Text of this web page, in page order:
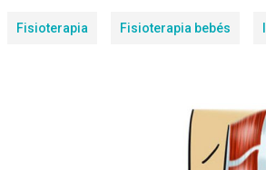
Fisioterapia Fisioterapia bebés